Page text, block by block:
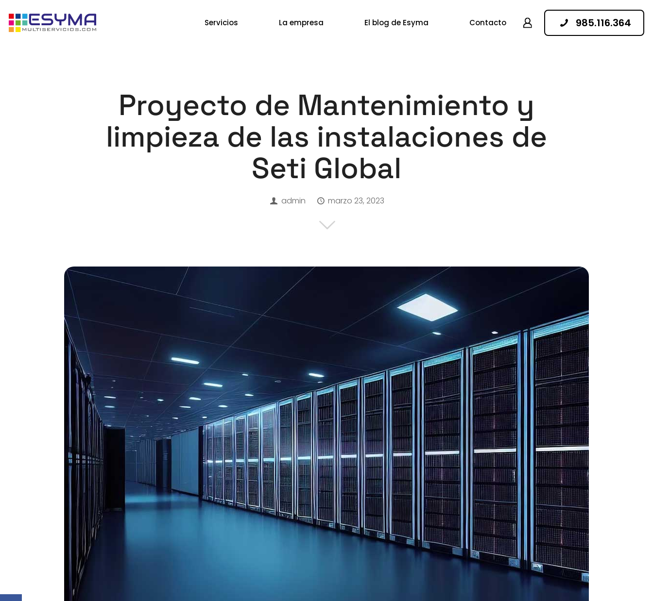
Servicios La empresa El blog de Esyma Contacto 985.116.364
Proyecto de Mantenimiento y
limpieza de las instalaciones de
Seti Global
admin marzo 23, 2023